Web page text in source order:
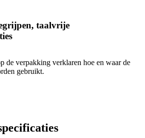
taalvrije
de verpakking verklaren hoe en waar de
gebruikt.